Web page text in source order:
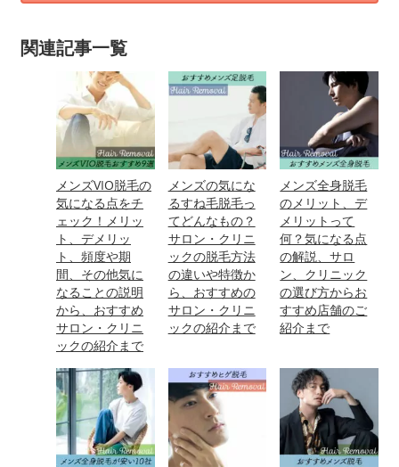
関連記事一覧
メンズVIO脱毛の
気になる点をチ
ェック！メリッ
ト、デメリッ
ト、頻度や期
間、その他気に
なることの説明
から、おすすめ
サロン・クリニ
ックの紹介まで
メンズの気にな
るすね毛脱毛っ
てどんなもの？
サロン・クリニ
ックの脱毛方法
の違いや特徴か
ら、おすすめの
サロン・クリニ
ックの紹介まで
メンズ全身脱毛
のメリット、デ
メリットって
何？気になる点
の解説、サロ
ン、クリニック
の選び方からお
すすめ店舗のご
紹介まで